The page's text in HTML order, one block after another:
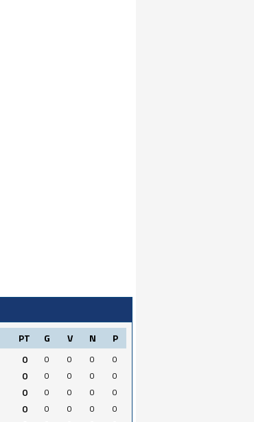
PT G V N P
0 0 0 0
0
0 0 0 0
0
0 0 0 0
0
0 0 0 0
0